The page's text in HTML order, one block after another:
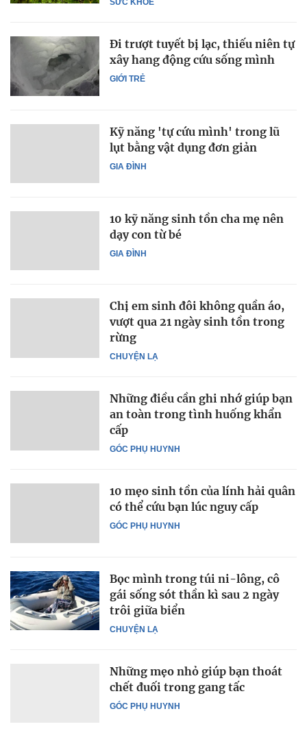
SỨC KHỎE
GIỚI TRẺ
Đi trượt tuyết bị lạc, thiếu niên tự
xây hang động cứu sống mình
GIA ĐÌNH
Kỹ năng 'tự cứu mình' trong lũ
lụt bằng vật dụng đơn giản
GIA ĐÌNH
10 kỹ năng sinh tồn cha mẹ nên
dạy con từ bé
CHUYỆN LẠ
Chị em sinh đôi không quần áo,
vượt qua 21 ngày sinh tồn trong
rừng
GÓC PHỤ HUYNH
Những điều cần ghi nhớ giúp bạn
an toàn trong tình huống khẩn
cấp
GÓC PHỤ HUYNH
10 mẹo sinh tồn của lính hải quân
có thể cứu bạn lúc nguy cấp
CHUYỆN LẠ
Bọc mình trong túi ni-lông, cô
gái sống sót thần kì sau 2 ngày
trôi giữa biển
GÓC PHỤ HUYNH
Những mẹo nhỏ giúp bạn thoát
chết đuối trong gang tấc